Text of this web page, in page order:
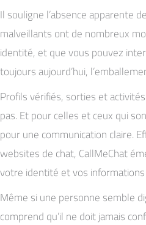
Il souligne l’absence apparente
malveillants ont de nombreux
identité, et que vous pouvez
toujours aujourd’hui,
Profils vérifiés, sorties et
pas. Et pour celles et ceux qui
pour une communication claire.
websites de chat, CallMeChat
votre identité et vos
Même si une personne semble
comprend qu’il ne doit jamais